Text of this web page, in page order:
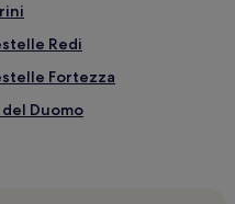
Redi
Fortezza
Duomo